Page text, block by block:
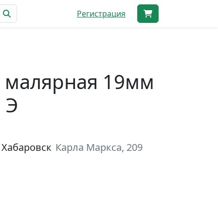
Регистрация
малярная 19мм
Карла Маркса, 209